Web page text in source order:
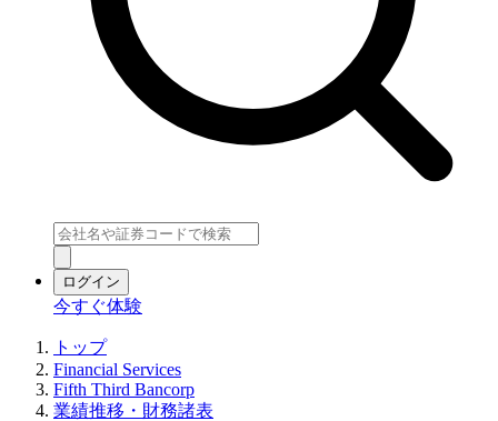
ログイン
今すぐ体験
トップ
Financial Services
Fifth Third Bancorp
業績推移・財務諸表